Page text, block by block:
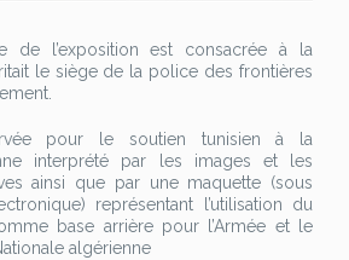
de l’exposition est consacrée à la
le siège de la police des frontières
pour le soutien tunisien à la
interprété par les images et les
ainsi que par une maquette (sous
représentant l’utilisation du
base arrière pour l’Armée et le
algérienne